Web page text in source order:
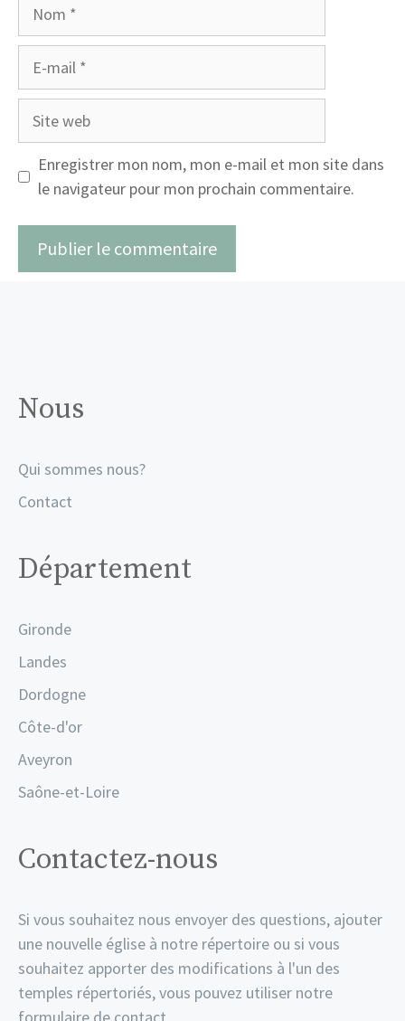
Site
Enregistrer mon nom, mon e-mail et mon site dans
le navigateur pour mon prochain commentaire.
Nous
Qui sommes nous?
Contact
Département
Gironde
Landes
Dordogne
Côte-d'or
Aveyron
Saône-et-Loire
Contactez-nous
Si vous souhaitez nous envoyer des questions, ajouter
une nouvelle église à notre répertoire ou si vous
souhaitez apporter des modifications à l'un des
temples répertoriés, vous pouvez utiliser notre